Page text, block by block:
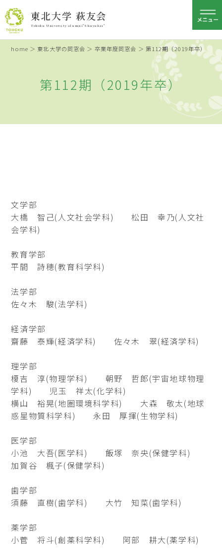
東北大学 萩友会
Tohoku University alumni"Shuyukai"
home ＞ 東北大学の同窓会 ＞ 卒業年度同窓会 ＞ 第112期（2019年卒）
第112期（2019年卒）
文学部
大橋 智己(人文社会学科) 松田 幸乃(人文社
会学科)
教育学部
平間 詩穂(教育科学科)
法学部
佐々木 駿(法学科)
経済学部
齋藤 泰輝(経済学科) 佐々木 翠(経済学科)
理学部
榎吉 淳(物理学科) 朝野 哲郎(宇宙地球物理
学科) 児玉 祥太(化学科)
横山 裕晃(地圏環境科学科) 大森 敬太(地球
惑星物質科学科) 永田 厚揮(生物学科)
医学部
小池 大吾(医学科) 飯塚 奈央(保健学科)
加賀谷 楓子(保健学科)
歯学部
須藤 直樹(歯学科) 大竹 知菜(歯学科)
薬学部
小菅 将斗(創薬科学科) 阿部 耕大(薬学科)